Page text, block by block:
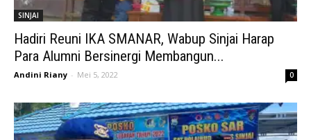
SINJAI
Hadiri Reuni IKA SMANAR, Wabup Sinjai Harap
Para Alumni Bersinergi Membangun...
Andini Riany - Mei 5, 2022 0